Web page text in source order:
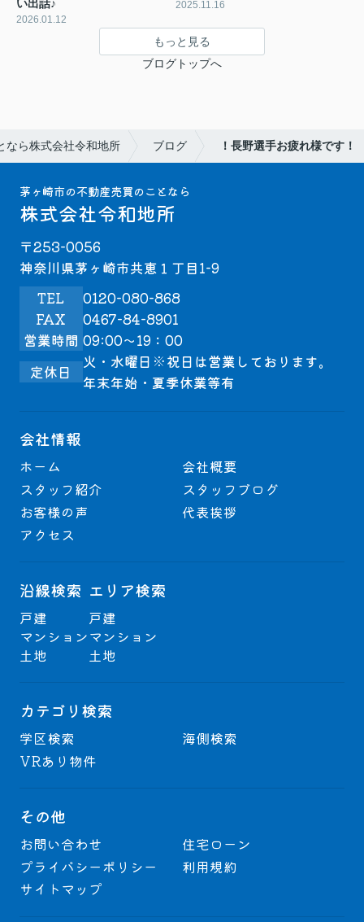
い出話♪
2026.01.12
2025.11.16
もっと見る
ブログトップへ
なら株式会社令和地所 ブログ ！長野選手お疲れ様です！
茅ヶ崎市の不動産売買のことなら
株式会社令和地所
〒253-0056
神奈川県茅ヶ崎市共恵１丁目1-9
TEL
0120-080-868
FAX
0467-84-8901
営業時間 09:00～19：00
定休日
火・水曜日※祝日は営業しております。
年末年始・夏季休業等有
会社情報
ホーム
会社概要
スタッフ紹介
スタッフブログ
お客様の声
代表挨拶
アクセス
沿線検索
戸建
マンション
土地
エリア検索
戸建
マンション
土地
カテゴリ検索
学区検索
海側検索
VRあり物件
その他
お問い合わせ
住宅ローン
プライバシーポリシー
利用規約
サイトマップ